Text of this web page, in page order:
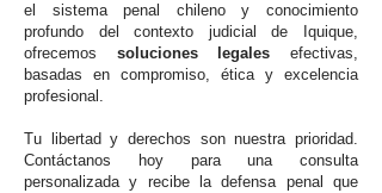
el sistema penal chileno y conocimiento
profundo del contexto judicial de Iquique,
ofrecemos soluciones legales efectivas,
basadas en compromiso, ética y excelencia
profesional.
Tu libertad y derechos son nuestra prioridad.
Contáctanos hoy para una consulta
personalizada y recibe la defensa penal que